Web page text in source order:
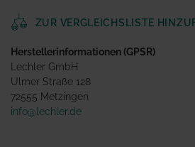
ZUR VERGLEICHSLISTE
Herstellerinformationen (GPSR)
Lechler GmbH
Ulmer Straße 128
72555 Metzingen
info@lechler.de